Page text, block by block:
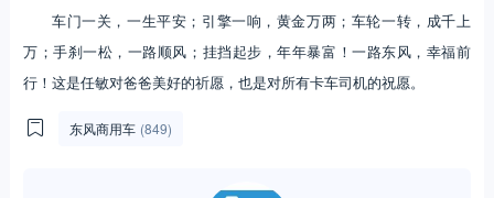
车门一关，一生平安；引擎一响，黄金万两；车轮一转，成千上
万；手刹一松，一路顺风；挂挡起步，年年暴富！一路东风，幸福前
行！这是任敏对爸爸美好的祈愿，也是对所有卡车司机的祝愿。
东风商用车 (849)